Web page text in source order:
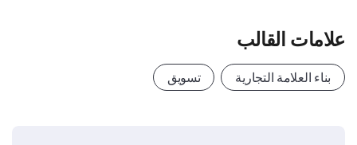
علامات القالب
بناء العلامة التجارية تسويق